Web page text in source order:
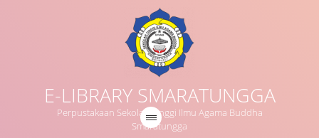
E-LIBRARY SMARATUNGGA
Perpustakaan Sekolah Tinggi Ilmu Agama Buddha
Smaratungga